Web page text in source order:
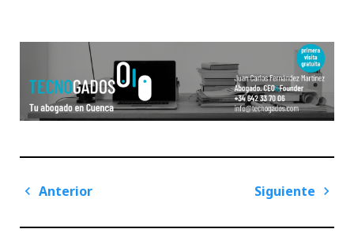
Navegación
entradas
Anterior
Siguiente